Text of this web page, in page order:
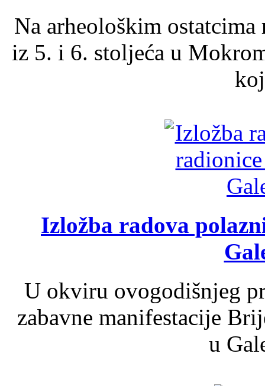
Na arheološkim
iz 5. i 6. stoljeća u
Izložba radova
U okviru ovogodišnjeg
zabavne manifestacije
u